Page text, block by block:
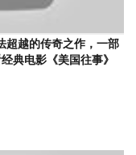
超越的传奇之作，一部
典电影《美国往事》